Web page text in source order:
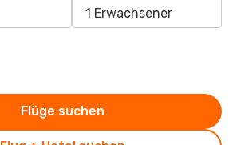
1 Erwachsener
Flüge suchen